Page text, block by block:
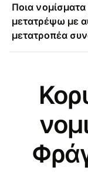
Ποια
μετατρέψω με
μετατροπέα